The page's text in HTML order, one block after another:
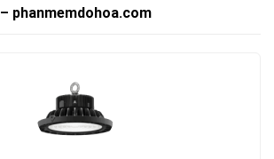
– phanmemdohoa.com